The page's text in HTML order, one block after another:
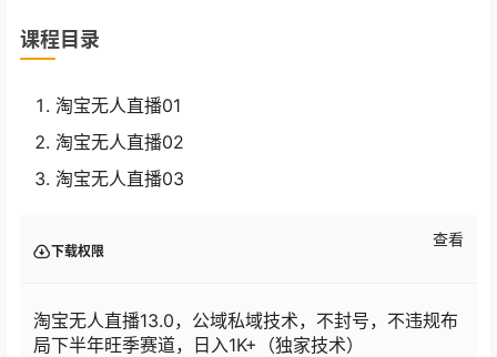
课程目录
淘宝无人直播01
淘宝无人直播02
淘宝无人直播03
下载权限
查看
淘宝无人直播13.0，公域私域技术，不封号，不违规布
局下半年旺季赛道，日入1K+（独家技术）